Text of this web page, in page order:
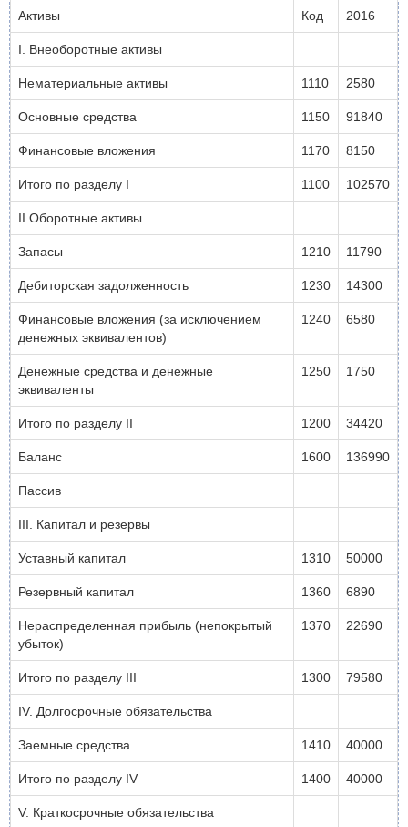
Активы Код 2016
I. Внеоборотные активы
Нематериальные активы 1110 2580
Основные средства 1150 91840
Финансовые вложения 1170 8150
Итого по разделу I 1100 102570
II.Оборотные активы
Запасы 1210 11790
Дебиторская задолженность 1230 14300
Финансовые вложения (за исключением
денежных эквивалентов)
1240 6580
Денежные средства и денежные
эквиваленты
1250 1750
Итого по разделу II 1200 34420
Баланс 1600 136990
Пассив
III. Капитал и резервы
Уставный капитал 1310 50000
Резервный капитал 1360 6890
Нераспределенная прибыль (непокрытый
убыток)
1370 22690
Итого по разделу III 1300 79580
IV. Долгосрочные обязательства
Заемные средства 1410 40000
Итого по разделу IV 1400 40000
V. Краткосрочные обязательства